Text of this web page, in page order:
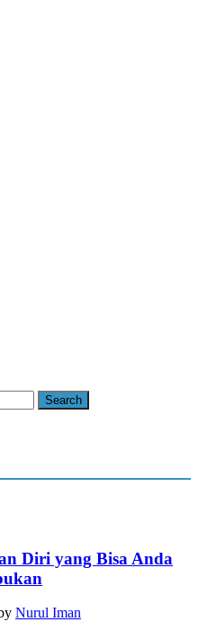
Diri yang Bisa Anda
Nurul Iman